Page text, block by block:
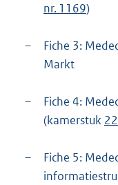
nr. 1169)
–
Fiche 3:
Markt
–
Fiche 4:
(kamerstuk
–
Fiche 5: